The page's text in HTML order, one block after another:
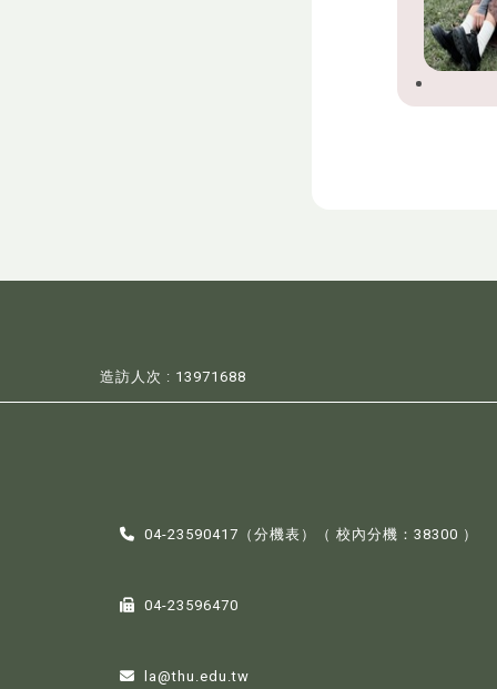
造訪人次 : 13971688
04-23590417（分機表 ）（ 校內分機：38300 ）
04-23596470
la@thu.edu.tw